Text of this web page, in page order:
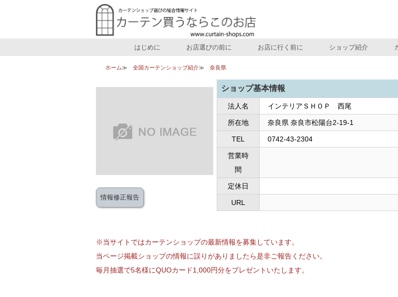
はじめに お店選びの前に お店に行く前に ショップ紹介
ホーム 全国カーテンショップ紹介 奈良県
情報修正報告
ショップ基本情報
法人名 インテリアＳＨＯＰ 西尾
所在地 奈良県 奈良市松陽台2-19-1
TEL 0742-43-2304
営業時
間
定休日
URL
※当サイトではカーテンショップの最新情報を募集しています。
当ページ掲載ショップの情報に誤りがありましたら是非ご報告ください。
毎月抽選で5名様にQUOカード1,000円分をプレゼントいたします。